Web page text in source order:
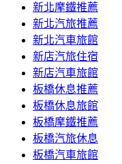
新北摩鐵推薦
新北汽旅推薦
新北汽車旅館
新店汽旅住宿
新店汽車旅館
板橋休息推薦
板橋休息旅館
板橋摩鐵推薦
板橋汽旅休息
板橋汽車旅館